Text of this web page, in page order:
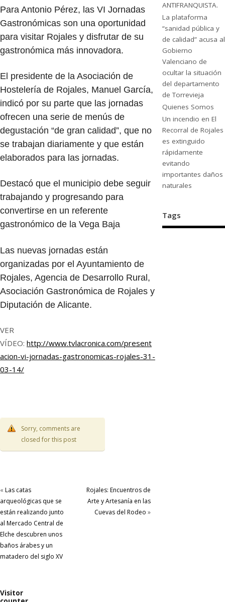
Para Antonio Pérez, las VI Jornadas
Gastronómicas son una oportunidad
para visitar Rojales y disfrutar de su
gastronómica más innovadora.
El presidente de la Asociación de
Hostelería de Rojales, Manuel García,
indicó por su parte que las jornadas
ofrecen una serie de menús de
degustación “de gran calidad”, que no
se trabajan diariamente y que están
elaborados para las jornadas.
Destacó que el municipio debe seguir
trabajando y progresando para
convertirse en un referente
gastronómico de la Vega Baja
Las nuevas jornadas están
organizadas por el Ayuntamiento de
Rojales, Agencia de Desarrollo Rural,
Asociación Gastronómica de Rojales y
Diputación de Alicante.
VER
VÍDEO: http://www.tvlacronica.com/present
acion-vi-jornadas-gastronomicas-rojales-31-
03-14/
Sorry, comments are
closed for this post
« Las catas
arqueológicas que se
están realizando junto
al Mercado Central de
Elche descubren unos
baños árabes y un
matadero del siglo XV
Rojales: Encuentros de
Arte y Artesanía en las
Cuevas del Rodeo »
ANTIFRANQUISTA.
La plataforma
“sanidad pública y
de calidad” acusa al
Gobierno
Valenciano de
ocultar la situación
del departamento
de Torrevieja
Quienes Somos
Un incendio en El
Recorral de Rojales
es extinguido
rápidamente
evitando
importantes daños
naturales
Tags
Visitor